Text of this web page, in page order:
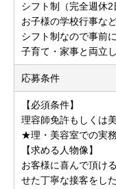
シフト制（完全週休2
お子様の学校行事な
シフト制なので事前
子育て・家事と両立
応募条件
【必須条件】
理容師免許もしくは
★理・美容室での実
【求める人物像】
お客様に喜んで頂け
せた丁寧な接客をし